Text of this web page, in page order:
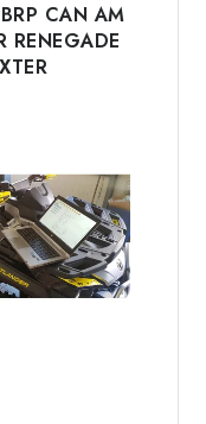
CAN AM
RENEGADE